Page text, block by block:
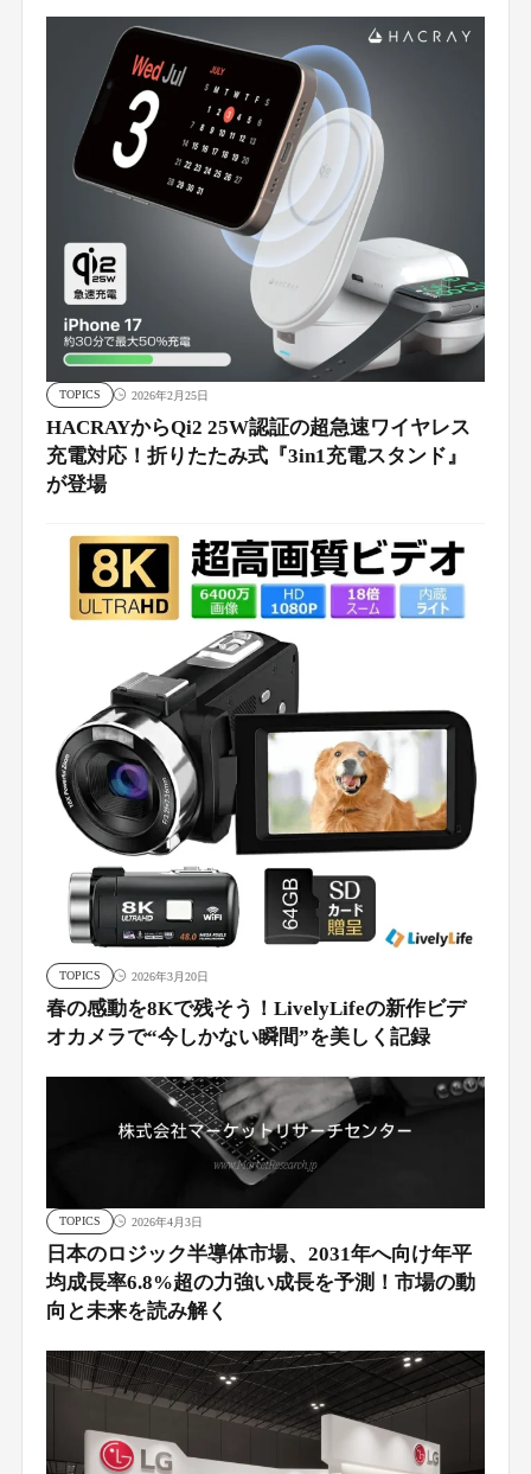
TOPICS 2026年2月25日
HACRAYからQi2 25W認証の超急速ワイヤレス
充電対応！折りたたみ式『3in1充電スタンド』
が登場
TOPICS 2026年3月20日
春の感動を8Kで残そう！LivelyLifeの新作ビデ
オカメラで“今しかない瞬間”を美しく記録
TOPICS 2026年4月3日
日本のロジック半導体市場、2031年へ向け年平
均成長率6.8%超の力強い成長を予測！市場の動
向と未来を読み解く